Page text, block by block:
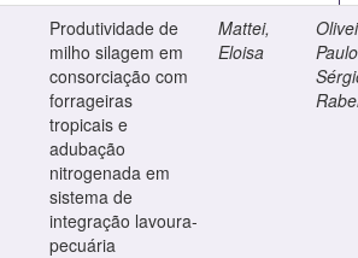
Produtividade de
milho silagem em
consorciação com
forrageiras
tropicais e
adubação
nitrogenada em
sistema de
integração lavoura-
pecuária
Mattei,
Eloisa
Paulo